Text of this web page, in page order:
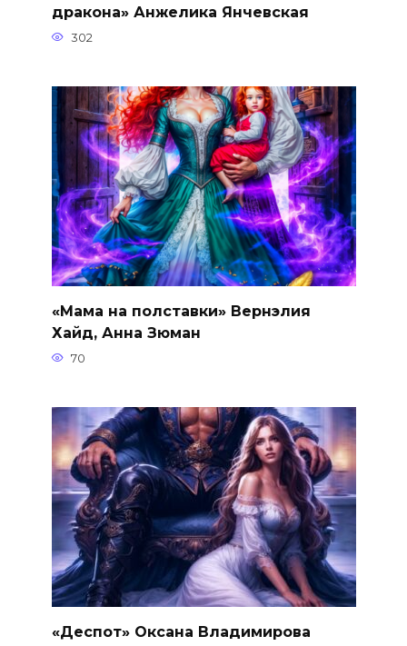
дракона» Анжелика Янчевская
302
«Мама на полставки» Вернэлия
Хайд, Анна Зюман
70
«Деспот» Оксана Владимирова